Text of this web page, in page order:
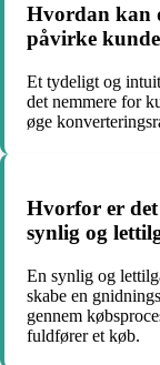
Hvordan kan
påvirke
Et tydeligt og
det nemmere for
øge
Hvorfor er
synlig og
En synlig og
skabe en
gennem
fuldfører et køb.